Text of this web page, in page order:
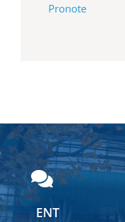
Pronote
ENT